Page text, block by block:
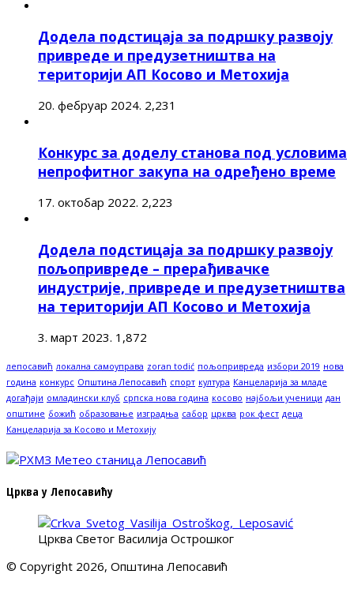
Додела подстицаја за подршку развоју
привреде и предузетништва на
територији АП Косово и Метохија
20. фебруар 2024. 2,231
Конкурс за доделу станова под условима
непрофитног закупа на одређено време
17. октобар 2022. 2,223
Додела подстицаја за подршку развоју
пољопривреде – прерађивачке
индустрије, привреде и предузетништва
на територији АП Косово и Метохија
3. март 2023. 1,872
лепосавић локална самоуправа zoran todić пољопривреда избори 2019 нова
година конкурс Општина Лепосавић спорт култура Канцеларија за младе
догађаји омладински клуб српска нова година косово најбољи ученици дан
општине божић образовање изградња сабор црква рок фест деца
Канцеларија за Косово и Метохију
Црква у Лепосавићу
Црква Светог Василија Острошког
© Copyright 2026, Општина Лепосавић